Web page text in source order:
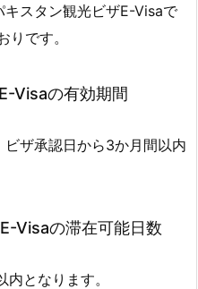
スタン観光ビザE-Visaで
です。
Visaの有効期間
ザ承認日から3か月間以内
Visaの滞在可能日数
となります。